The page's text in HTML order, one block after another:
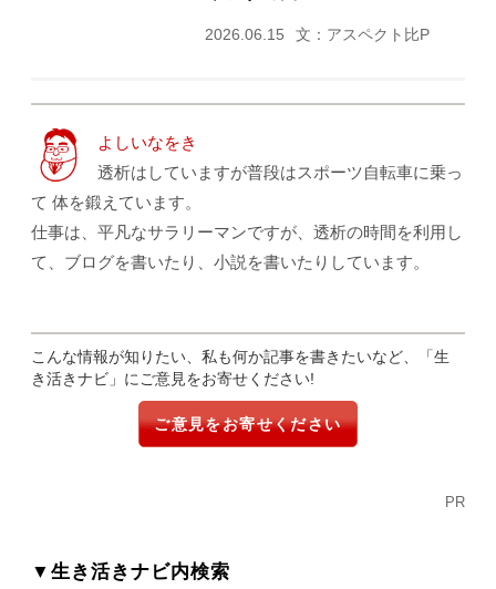
2026.06.15 文：アスペクト比P
よしいなをき
透析はしていますが普段はスポーツ自転車に乗っ
て 体を鍛えています。
仕事は、平凡なサラリーマンですが、透析の時間を利用し
て、ブログを書いたり、小説を書いたりしています。
こんな情報が知りたい、私も何か記事を書きたいなど、「生
き活きナビ」にご意見をお寄せください!
ご意見をお寄せください
PR
▼生き活きナビ内検索